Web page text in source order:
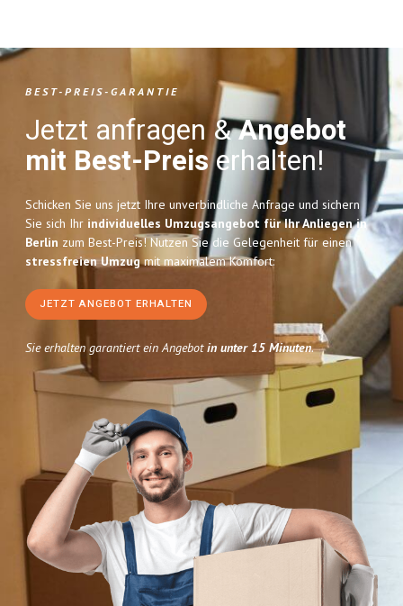
BEST-PREIS-GARANTIE
Jetzt anfragen &Angebot
mit Best-Preiserhalten!
Schicken Sie uns jetzt Ihre unverbindliche Anfrage und sichern
Sie sich Ihr individuelles Umzugsangebot für Ihr Anliegen in
Berlin zum Best-Preis! Nutzen Sie die Gelegenheit für einen
stressfreien Umzugmit maximalem Komfort:
JETZT ANGEBOT ERHALTEN
Sie erhalten garantiert ein Angebotin unter 15 Minuten.